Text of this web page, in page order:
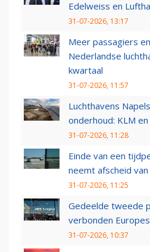
Edelweiss en
31-07-2026, 13:17
Meer passagiers
Nederlandse
kwartaal
31-07-2026, 11:57
Luchthavens
onderhoud: KLM
31-07-2026, 11:28
Einde van een
neemt afscheid
31-07-2026, 11:25
Gedeelde tweede
verbonden
31-07-2026, 10:37